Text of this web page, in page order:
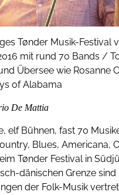
Tønder Musik-Festival
mit rund 70 Bands /
Übersee wie Rosanne
of Alabama
De Mattia
elf Bühnen, fast 70
Blues, Americana,
Tønder Festival in
dänischen Grenze
der Folk-Musik